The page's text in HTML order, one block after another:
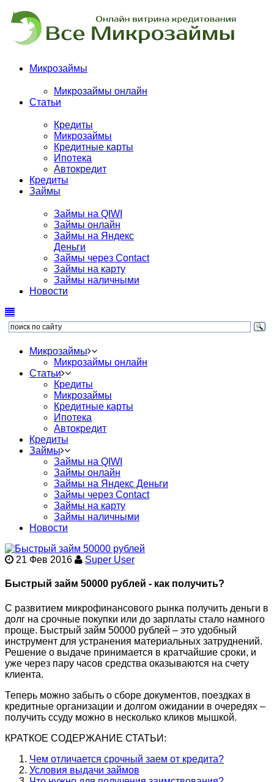
Микрозаймы
Микрозаймы онлайн
Статьи
Кредиты
Микрозаймы
Кредитные карты
Ипотека
Автокредит
Кредиты
Займы
Займы на QIWI
Займы онлайн
Займы на Яндекс
Деньги
Займы через Contact
Займы на карту
Займы наличными
Новости
Микрозаймы
Микрозаймы онлайн
Статьи
Кредиты
Микрозаймы
Кредитные карты
Ипотека
Автокредит
Кредиты
Займы
Займы на QIWI
Займы онлайн
Займы на Яндекс Деньги
Займы через Contact
Займы на карту
Займы наличными
Новости
21 Фев 2016 Super User
Быстрый займ 50000 рублей - как получить?
С развитием микрофинансового рынка получить деньги в
долг на срочные покупки или до зарплаты стало намного
проще. Быстрый займ 50000 рублей – это удобный
инструмент для устранения материальных затруднений.
Решение о выдаче принимается в кратчайшие сроки, и
уже через пару часов средства оказываются на счету
клиента.
Теперь можно забыть о сборе документов, поездках в
кредитные организации и долгом ожидании в очередях –
получить ссуду можно в несколько кликов мышкой.
КРАТКОЕ СОДЕРЖАНИЕ СТАТЬИ:
Чем отличается срочный заем от кредита?
Условия выдачи займов